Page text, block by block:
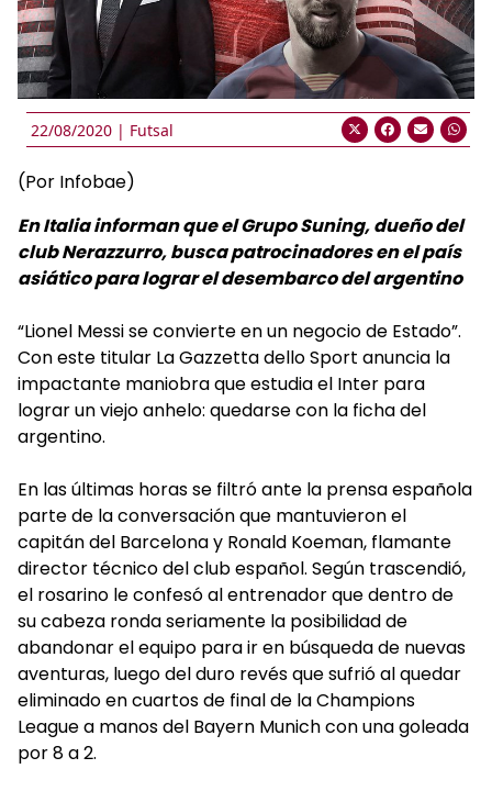
22/08/2020 | Futsal
(Por Infobae)
En Italia informan que el Grupo Suning, dueño del
club Nerazzurro, busca patrocinadores en el país
asiático para lograr el desembarco del argentino
“Lionel Messi se convierte en un negocio de Estado”.
Con este titular La Gazzetta dello Sport anuncia la
impactante maniobra que estudia el Inter para
lograr un viejo anhelo: quedarse con la ficha del
argentino.
En las últimas horas se filtró ante la prensa española
parte de la conversación que mantuvieron el
capitán del Barcelona y Ronald Koeman, flamante
director técnico del club español. Según trascendió,
el rosarino le confesó al entrenador que dentro de
su cabeza ronda seriamente la posibilidad de
abandonar el equipo para ir en búsqueda de nuevas
aventuras, luego del duro revés que sufrió al quedar
eliminado en cuartos de final de la Champions
League a manos del Bayern Munich con una goleada
por 8 a 2.